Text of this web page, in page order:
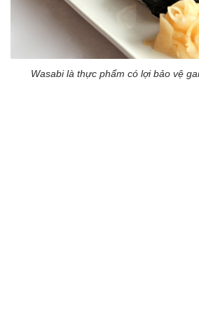
Wasabi là thực phẩm có lợi bảo vệ